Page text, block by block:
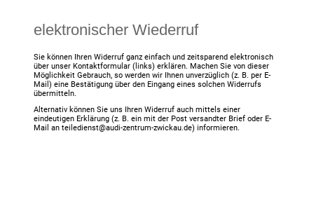
elektronischer Wiederruf
Sie können Ihren Widerruf ganz einfach und zeitsparend elektronisch
über unser Kontaktformular (links) erklären. Machen Sie von dieser
Möglichkeit Gebrauch, so werden wir Ihnen unverzüglich (z. B. per E-
Mail) eine Bestätigung über den Eingang eines solchen Widerrufs
übermitteln.
Alternativ können Sie uns Ihren Widerruf auch mittels einer
eindeutigen Erklärung (z. B. ein mit der Post versandter Brief oder E-
Mail an teiledienst@audi-zentrum-zwickau.de) informieren.